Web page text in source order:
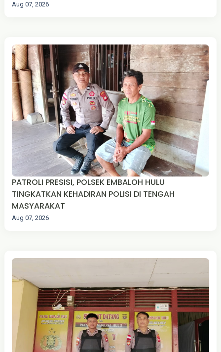
Aug 07, 2026
PATROLI PRESISI, POLSEK EMBALOH HULU
TINGKATKAN KEHADIRAN POLISI DI TENGAH
MASYARAKAT
Aug 07, 2026